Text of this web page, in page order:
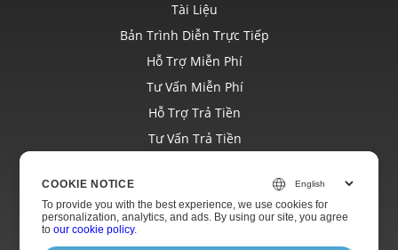
Tài Liệu
Bản Trình Diễn Trực Tiếp
Hỗ Trợ Miễn Phí
Tư Vấn Miễn Phí
Hỗ Trợ Trả Tiền
Tư Vấn Trả Tiền
Về
COOKIE NOTICE
To provide you with the best experience, we use cookies for
personalization, analytics, and ads. By using our site, you agree
toour cookie policy.